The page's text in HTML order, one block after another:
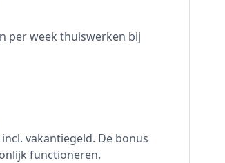
per week thuiswerken bij
vakantiegeld. De bonus
functioneren.